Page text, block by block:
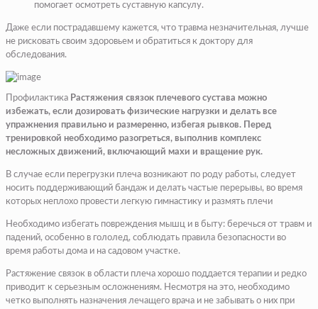
помогает осмотреть суставную капсулу.
Даже если пострадавшему кажется, что травма незначительная, лучше
не рисковать своим здоровьем и обратиться к доктору для
обследования.
Профилактика Растяжения связок плечевого сустава можно
избежать, если дозировать физические нагрузки и делать все
упражнения правильно и размеренно, избегая рывков. Перед
тренировкой необходимо разогреться, выполнив комплекс
несложных движений, включающий махи и вращение рук.
В случае если перегрузки плеча возникают по роду работы, следует
носить поддерживающий бандаж и делать частые перерывы, во время
которых неплохо провести легкую гимнастику и размять плечи
Необходимо избегать повреждения мышц и в быту: беречься от травм и
падений, особенно в гололед, соблюдать правила безопасности во
время работы дома и на садовом участке.
Растяжение связок в области плеча хорошо поддается терапии и редко
приводит к серьезным осложнениям. Несмотря на это, необходимо
четко выполнять назначения лечащего врача и не забывать о них при